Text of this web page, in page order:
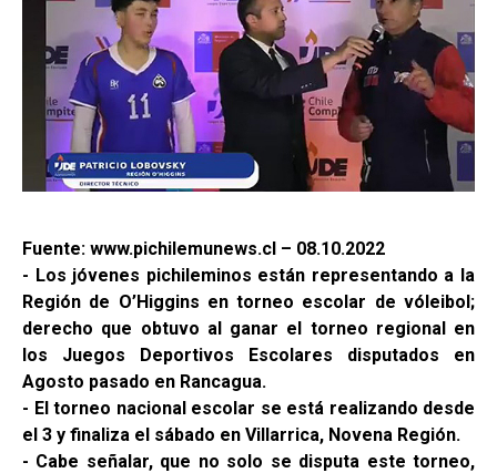
Fuente: www.pichilemunews.cl – 08.10.2022
- Los jóvenes pichileminos están representando a la
Región de O’Higgins en torneo escolar de vóleibol;
derecho que obtuvo al ganar el torneo regional en
los Juegos Deportivos Escolares disputados en
Agosto pasado en Rancagua.
- El torneo nacional escolar se está realizando desde
el 3 y finaliza el sábado en Villarrica, Novena Región.
- Cabe señalar, que no solo se disputa este torneo,